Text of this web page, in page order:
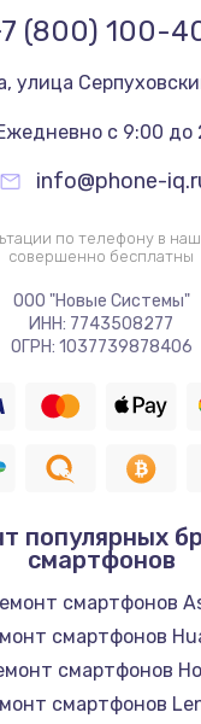
(800) 100-
, улица
с 9:00 до
info@phone-
по телефону в
совершенно бесплатны
ООО "Новые Системы"
ИНН: 7743508277
ОГРН: 1037739878406
популярных
смартфонов
смартфонов
смартфонов
смартфонов
смартфонов